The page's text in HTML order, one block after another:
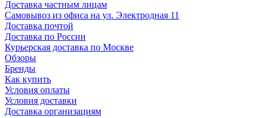
Доставка частным лицам
Самовывоз из офиса на ул. Электродная 11
Доставка почтой
Доставка по России
Курьерская доставка по Москве
Обзоры
Бренды
Как купить
Условия оплаты
Условия доставки
Доставка организациям